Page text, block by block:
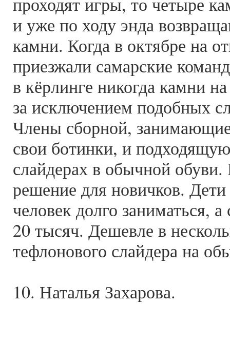
и уже по ходу энда
камни. Когда в октябре на
приезжали самарские
в кёрлинге никогда камни
за исключением подобных
Члены сборной,
свои ботинки, и
слайдерах в обычной
решение для новичков.
человек долго заниматься,
20 тысяч. Дешевле в
тефлонового слайдера на
10. Наталья Захарова.